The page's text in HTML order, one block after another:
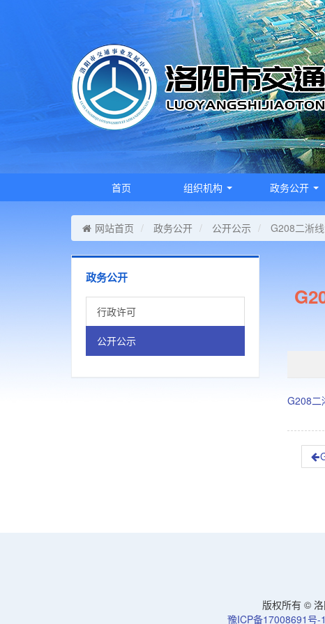
首页 组织机构 政务公开
网站首页 政务公开 公开公示 G208二淅
政务公开
行政许可
公开公示
G208二
版权所有 ©
豫ICP备17008691号-1